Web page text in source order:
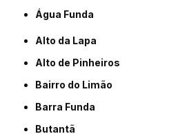
Água Funda
Alto da Lapa
Alto de Pinheiros
Bairro do Limão
Barra Funda
Butantã